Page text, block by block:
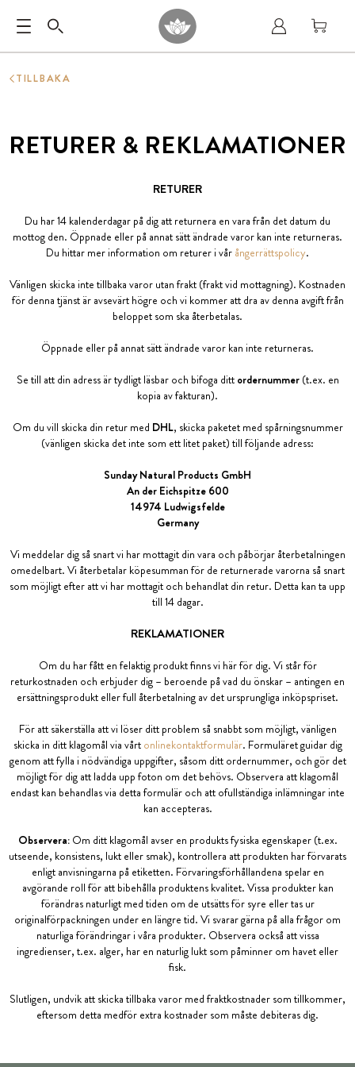
TILLBAKA
RETURER & REKLAMATIONER
RETURER
Du har 14 kalenderdagar på dig att returnera en vara från det datum du
mottog den. Öppnade eller på annat sätt ändrade varor kan inte returneras.
Du hittar mer information om returer i vår ångerrättspolicy.
Vänligen skicka inte tillbaka varor utan frakt (frakt vid mottagning). Kostnaden
för denna tjänst är avsevärt högre och vi kommer att dra av denna avgift från
beloppet som ska återbetalas.
Öppnade eller på annat sätt ändrade varor kan inte returneras.
Se till att din adress är tydligt läsbar och bifoga ditt ordernummer(t.ex. en
kopia av fakturan).
Om du vill skicka din retur med DHL, skicka paketet med spårningsnummer
(vänligen skicka det inte som ett litet paket) till följande adress:
Sunday Natural Products GmbH
An der Eichspitze 600
14974 Ludwigsfelde
Germany
Vi meddelar dig så snart vi har mottagit din vara och påbörjar återbetalningen
omedelbart. Vi återbetalar köpesumman för de returnerade varorna så snart
som möjligt efter att vi har mottagit och behandlat din retur. Detta kan ta upp
till 14 dagar.
REKLAMATIONER
Om du har fått en felaktig produkt finns vi här för dig. Vi står för
returkostnaden och erbjuder dig – beroende på vad du önskar – antingen en
ersättningsprodukt eller full återbetalning av det ursprungliga inköpspriset.
För att säkerställa att vi löser ditt problem så snabbt som möjligt, vänligen
skicka in ditt klagomål via vårt onlinekontaktformulär. Formuläret guidar dig
genom att fylla i nödvändiga uppgifter, såsom ditt ordernummer, och gör det
möjligt för dig att ladda upp foton om det behövs. Observera att klagomål
endast kan behandlas via detta formulär och att ofullständiga inlämningar inte
kan accepteras.
Observera:Om ditt klagomål avser en produkts fysiska egenskaper (t.ex.
utseende, konsistens, lukt eller smak), kontrollera att produkten har förvarats
enligt anvisningarna på etiketten. Förvaringsförhållandena spelar en
avgörande roll för att bibehålla produktens kvalitet. Vissa produkter kan
förändras naturligt med tiden om de utsätts för syre eller tas ur
originalförpackningen under en längre tid. Vi svarar gärna på alla frågor om
naturliga förändringar i våra produkter. Observera också att vissa
ingredienser, t.ex. alger, har en naturlig lukt som påminner om havet eller
fisk.
Slutligen, undvik att skicka tillbaka varor med fraktkostnader som tillkommer,
eftersom detta medför extra kostnader som måste debiteras dig.